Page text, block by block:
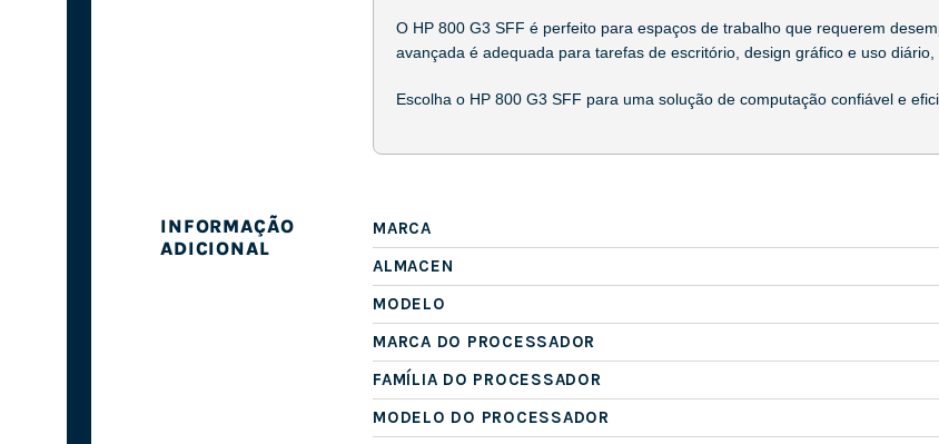
O HP 800 G3 SFF é perfeito para espaços de trabalho que requerem
avançada é adequada para tarefas de escritório, design gráfico e uso
Escolha o HP 800 G3 SFF para uma solução de computação confiável e
INFORMAÇÃO
ADICIONAL
MARCA
ALMACEN
MODELO
MARCA DO PROCESSADOR
FAMÍLIA DO PROCESSADOR
MODELO DO PROCESSADOR